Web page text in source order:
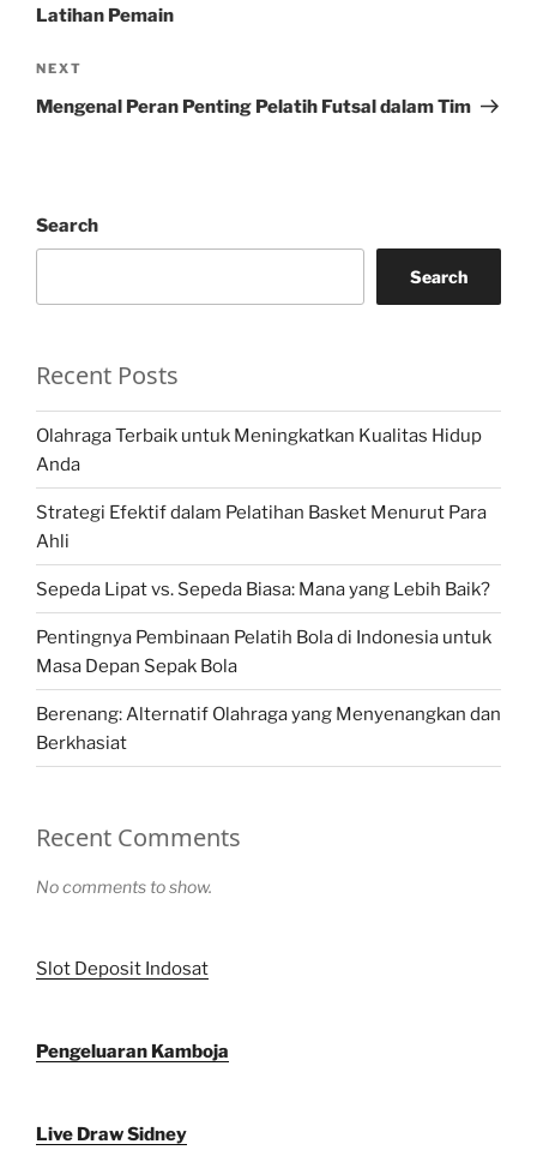
Latihan Pemain
Next
Post
NEXT
Mengenal Peran Penting Pelatih Futsal dalam Tim
Search
Search
Recent Posts
Olahraga Terbaik untuk Meningkatkan Kualitas Hidup
Anda
Strategi Efektif dalam Pelatihan Basket Menurut Para
Ahli
Sepeda Lipat vs. Sepeda Biasa: Mana yang Lebih Baik?
Pentingnya Pembinaan Pelatih Bola di Indonesia untuk
Masa Depan Sepak Bola
Berenang: Alternatif Olahraga yang Menyenangkan dan
Berkhasiat
Recent Comments
No comments to show.
Slot Deposit Indosat
Pengeluaran Kamboja
Live Draw Sidney